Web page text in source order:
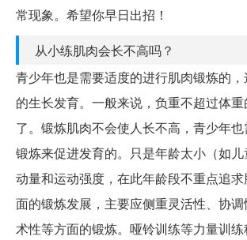
常现象。希望你早日出招！
从小练肌肉会长不高吗？
青少年也是需要适度的进行肌肉锻炼的
的生长发育。一般来说，负重不超过体
了。锻炼肌肉不会使人长不高，青少年
锻炼来促进发育的。只是年龄太小（如
动量和运动强度，在此年龄段不重点追
面的锻炼发展，主要应侧重灵活性、协
术性等方面的锻炼。哑铃训练等力量训